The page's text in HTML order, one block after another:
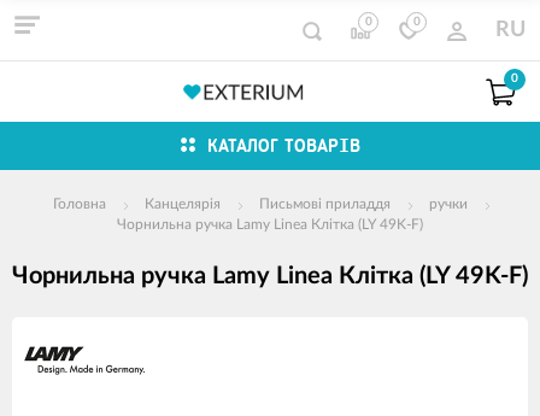
0 0 RU
0
КАТАЛОГ ТОВАРІВ
Головна Канцелярія Письмові приладдя
ручки
Чорнильна ручка Lamy Linea Клітка (LY 49K-F)
Чорнильна ручка Lamy Linea Клітка (LY 49K-F)
продуктів